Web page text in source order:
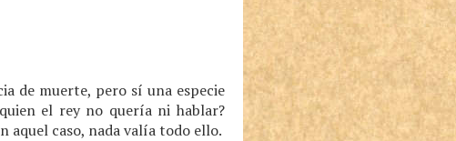
de muerte, pero sí una especie
el rey no quería ni hablar?
aquel caso, nada valía todo ello.